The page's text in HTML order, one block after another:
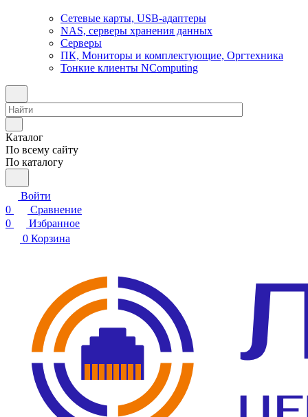
Сетевые карты, USB-адаптеры
NAS, серверы хранения данных
Серверы
ПК, Мониторы и комплектующие, Оргтехника
Тонкие клиенты NComputing
Каталог
По всему сайту
По каталогу
Войти
0
Сравнение
0
Избранное
0 Корзина